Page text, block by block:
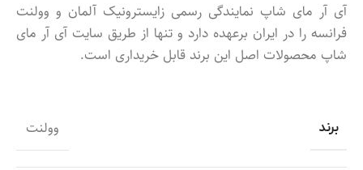
آی آر مای شاپ نمایندگی رسمی زایسترونیک آلمان و وولنت
فرانسه را در ایران برعهده دارد و تنها از طریق سایت آی آر مای
شاپ محصولات اصل این برند قابل خریداری است.
برند وولنت